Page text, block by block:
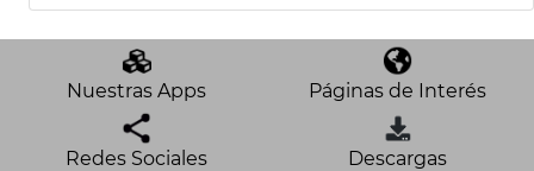
Nuestras Apps Páginas de Interés
Redes Sociales Descargas